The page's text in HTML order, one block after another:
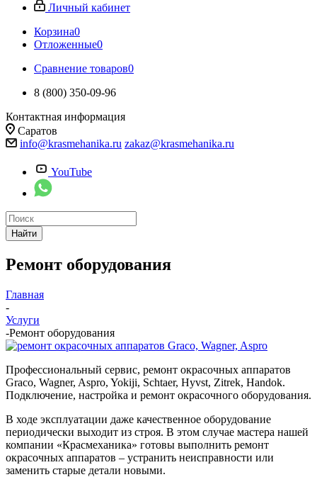
Личный кабинет
Корзина0
Отложенные0
Сравнение товаров0
8 (800) 350-09-96
Контактная информация
Саратов
info@krasmehanika.ru zakaz@krasmehanika.ru
YouTube
Найти
Ремонт оборудования
Главная
-
Услуги
-Ремонт оборудования
Профессиональный сервис, ремонт окрасочных аппаратов
Graco, Wagner, Aspro, Yokiji, Schtaer, Hyvst, Zitrek, Handok.
Подключение, настройка и ремонт окрасочного оборудования.
В ходе эксплуатации даже качественное оборудование
периодически выходит из строя. В этом случае мастера нашей
компании «Красмеханика» готовы выполнить ремонт
окрасочных аппаратов – устранить неисправности или
заменить старые детали новыми.